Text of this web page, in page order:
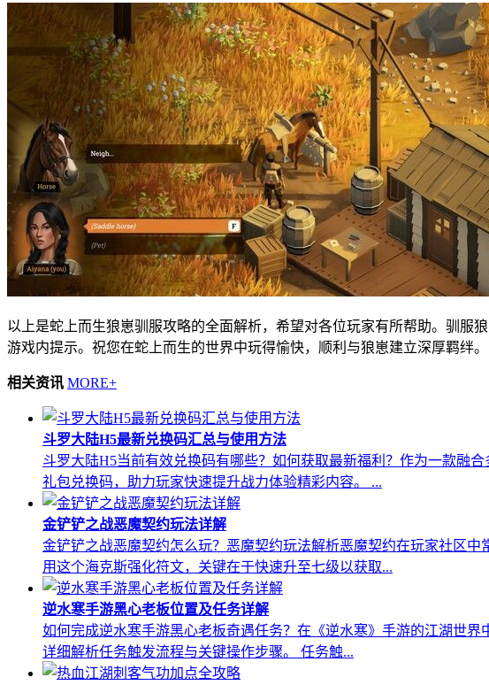
以上是蛇上而生狼崽驯服攻略的全面解析，希望对各位玩家有所帮助。驯服
游戏内提示。祝您在蛇上而生的世界中玩得愉快，顺利与狼崽建立深厚羁绊。
相关资讯 MORE+
斗罗大陆H5最新兑换码汇总与使用方法
斗罗大陆H5当前有效兑换码有哪些？如何获取最新福利？作为一款融
礼包兑换码，助力玩家快速提升战力体验精彩内容。 ...
金铲铲之战恶魔契约玩法详解
金铲铲之战恶魔契约怎么玩？恶魔契约玩法解析恶魔契约在玩家社区
用这个海克斯强化符文，关键在于快速升至七级以获取...
逆水寒手游黑心老板位置及任务详解
如何完成逆水寒手游黑心老板奇遇任务？在《逆水寒》手游的江湖世
详细解析任务触发流程与关键操作步骤。 任务触...